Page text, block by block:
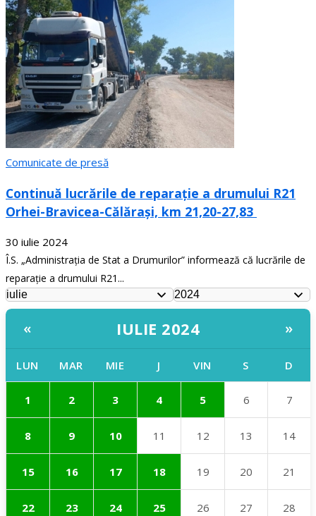
Comunicate de presă
Continuă lucrările de reparație a drumului R21
Orhei-Bravicea-Călărași, km 21,20-27,83
30 iulie 2024
Î.S. „Administrația de Stat a Drumurilor” informează că lucrările de
reparație a drumului R21...
« IULIE 2024 »
LUN MAR MIE J VIN S D
1 2 3 4 5 6 7
8 9 10 11 12 13 14
15 16 17 18 19 20 21
22 23 24 25 26 27 28